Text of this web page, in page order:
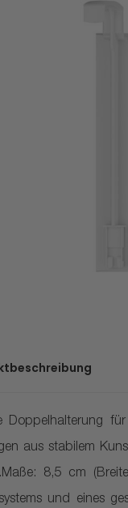
Doppelhalterung
aus stabilem
8,5 cm
und eines